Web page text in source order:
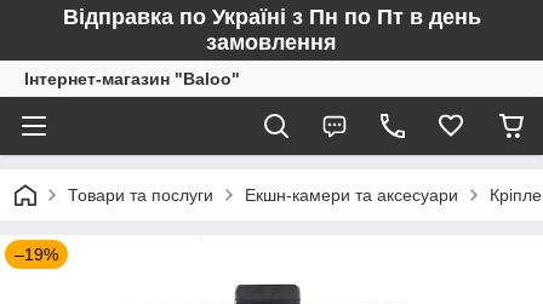
Відправка по Україні з Пн по Пт в день
замовлення
Інтернет-магазин "Baloo"
Товари та послуги Екшн-камери та аксесуари
–19%